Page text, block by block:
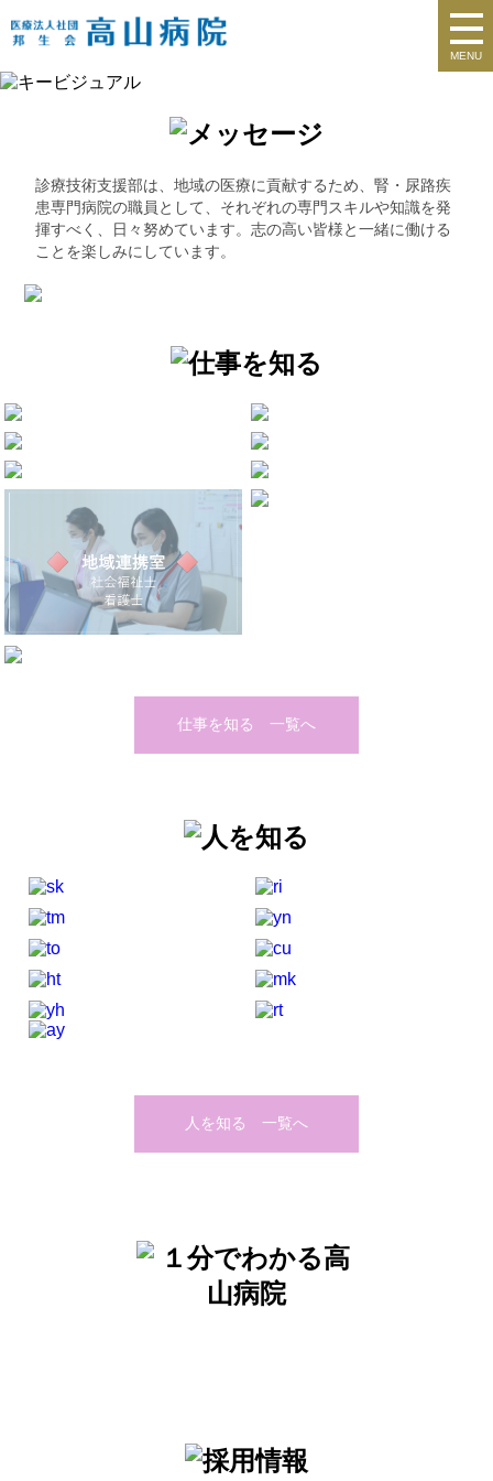
MENU
診療技術支援部は、地域の医療に貢献するため、腎・尿路疾
患専門病院の職員として、それぞれの専門スキルや知識を発
揮すべく、日々努めています。志の高い皆様と一緒に働ける
ことを楽しみにしています。
仕事を知る 一覧へ
人を知る 一覧へ